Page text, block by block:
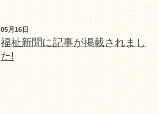
05月16日
福祉新聞に記事が掲載されまし
た!